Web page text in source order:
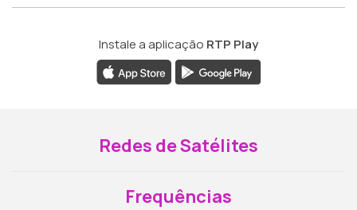
Instale a aplicação RTP Play
Redes de Satélites
Frequências